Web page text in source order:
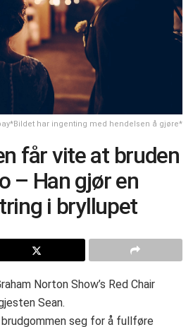
har ingenting med hendelsen å gjøre*
får vite at bruden
– Han gjør en
i bryllupet
Norton Show’s Red Chair
Sean.
seg for å fullføre